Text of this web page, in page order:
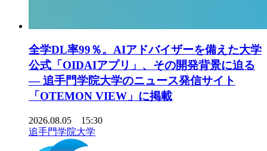
全学DL率99％。AIアドバイザーを備えた大学
公式「OIDAIアプリ」、その開発背景に迫る
― 追手門学院大学のニュース発信サイト
「OTEMON VIEW」に掲載
2026.08.05 15:30
追手門学院大学